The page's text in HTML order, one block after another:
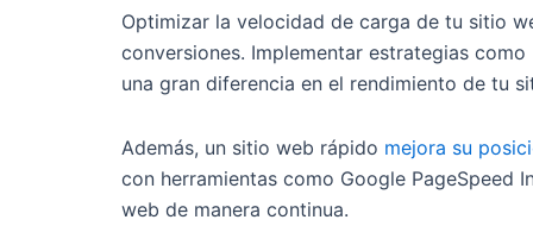
Optimizar la velocidad de carga de tu sitio
conversiones. Implementar estrategias
una gran diferencia en el rendimiento de tu
Además, un sitio web rápido mejora su
con herramientas como Google PageSpeed
web de manera continua.